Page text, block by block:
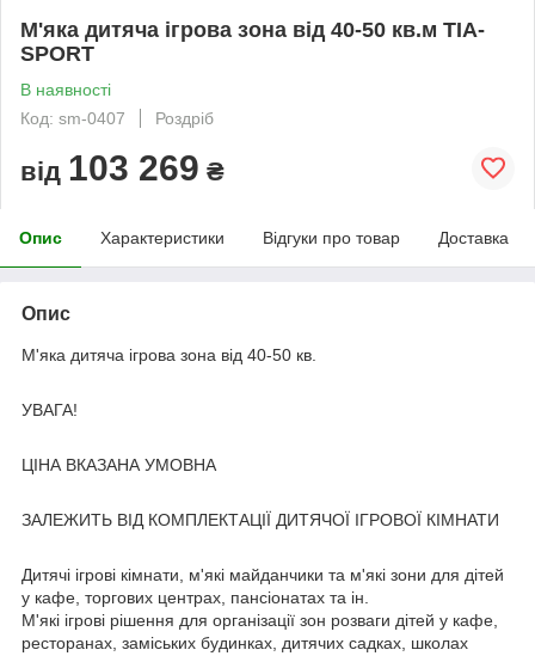
М'яка дитяча ігрова зона від 40-50 кв.м TIA-
SPORT
В наявності
Код: sm-0407
Роздріб
від 103 269 ₴
Опис Характеристики Відгуки про товар Доставка
Опис
М'яка дитяча ігрова зона від 40-50 кв.
УВАГА!
ЦІНА ВКАЗАНА УМОВНА
ЗАЛЕЖИТЬ ВІД КОМПЛЕКТАЦІЇ ДИТЯЧОЇ ІГРОВОЇ КІМНАТИ
Дитячі ігрові кімнати, м'які майданчики та м'які зони для дітей
у кафе, торгових центрах, пансіонатах та ін.
М'які ігрові рішення для організації зон розваги дітей у кафе,
ресторанах, заміських будинках, дитячих садках, школах